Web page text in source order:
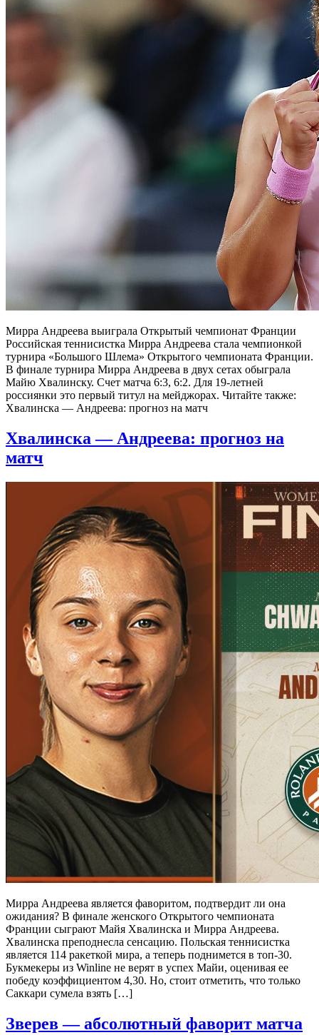
Мирра Андреева выиграла Открытый чемпионат Франции
Российская теннисистка Мирра Андреева стала чемпионкой
турнира «Большого Шлема» Открытого чемпионата Франции.
В финале турнира Мирра Андреева в двух сетах обыграла
Майю Хвалинску. Счет матча 6:3, 6:2. Для 19-летней
россиянки это первый титул на мейджорах. Читайте также:
Хвалинска — Андреева: прогноз на матч
Хвалинска — Андреева: прогноз на
матч
Мирра Андреева является фаворитом, подтвердит ли она
ожидания? В финале женского Открытого чемпионата
Франции сыграют Майя Хвалинска и Мирра Андреева.
Хвалинска преподнесла сенсацию. Польская теннисистка
является 114 ракеткой мира, а теперь поднимется в топ-30.
Букмекеры из Winline не верят в успех Майи, оценивая ее
победу коэффициентом 4,30. Но, стоит отметить, что только
Саккари сумела взять […]
Зверев — абсолютный фаворит матча